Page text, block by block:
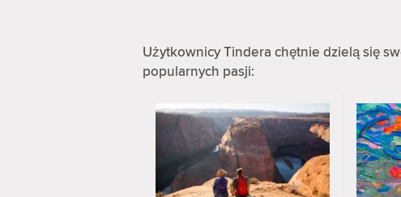
Użytkownicy Tindera chętnie dzielą się
popularnych pasji: